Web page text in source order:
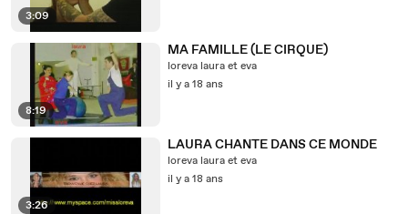
3:09
8:19
MA FAMILLE (LE CIRQUE)
loreva laura et eva
il y a 18 ans
3:26
LAURA CHANTE DANS CE MONDE
loreva laura et eva
il y a 18 ans